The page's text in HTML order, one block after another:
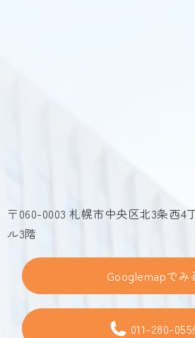
〒060-0003 札幌市中央区北3条西4
ル3階
Googlemapでみ
011-280-